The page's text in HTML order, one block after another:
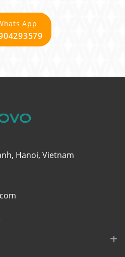
App
Hanoi, Vietnam